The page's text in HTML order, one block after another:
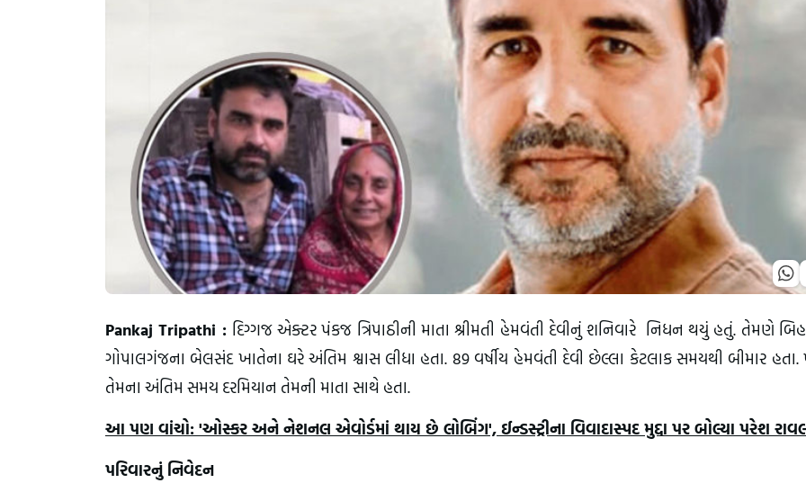
Pankaj Tripathi : દિગ્ગજ એક્ટર પંકજ ત્રિપાઠીની માતા શ્રીમતી હેમવંતી દેવીનું શનિવારે નિધન થયું હતું. તેમણે
ગોપાલગંજના બેલસંદ ખાતેના ઘરે અંતિમ શ્વાસ લીધા હતા. 89 વર્ષીય હેમવંતી દેવી છેલ્લા કેટલાક સમયથી બીમાર
તેમના અંતિમ સમય દરમિયાન તેમની માતા સાથે હતા.
આ પણ વાંચો: 'ઓસ્કર અને નેશનલ એવોર્ડમાં થાય છે લોબિંગ', ઈન્ડસ્ટ્રીના વિવાદાસ્પદ મુદ્દા પર બોલ્યા પરેશ
પરિવારનું નિવેદન